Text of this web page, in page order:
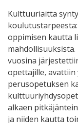
Kulttuuriaitta
oppimisen kautta
vuosina
opettajille,
perusopetuksen
alkaen
ja niiden kautta